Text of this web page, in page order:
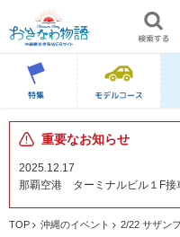
重要なお知らせ
2025.12.17
那覇空港 ターミナルビル１F接
TOP 沖縄のイベント 2/22 サザン